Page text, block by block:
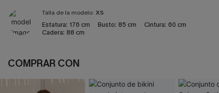
Talla de la modelo: XS
Estatura: 176 cm Busto: 85 cm Cintura: 60 cm
Cadera: 88 cm
COMPRAR CON